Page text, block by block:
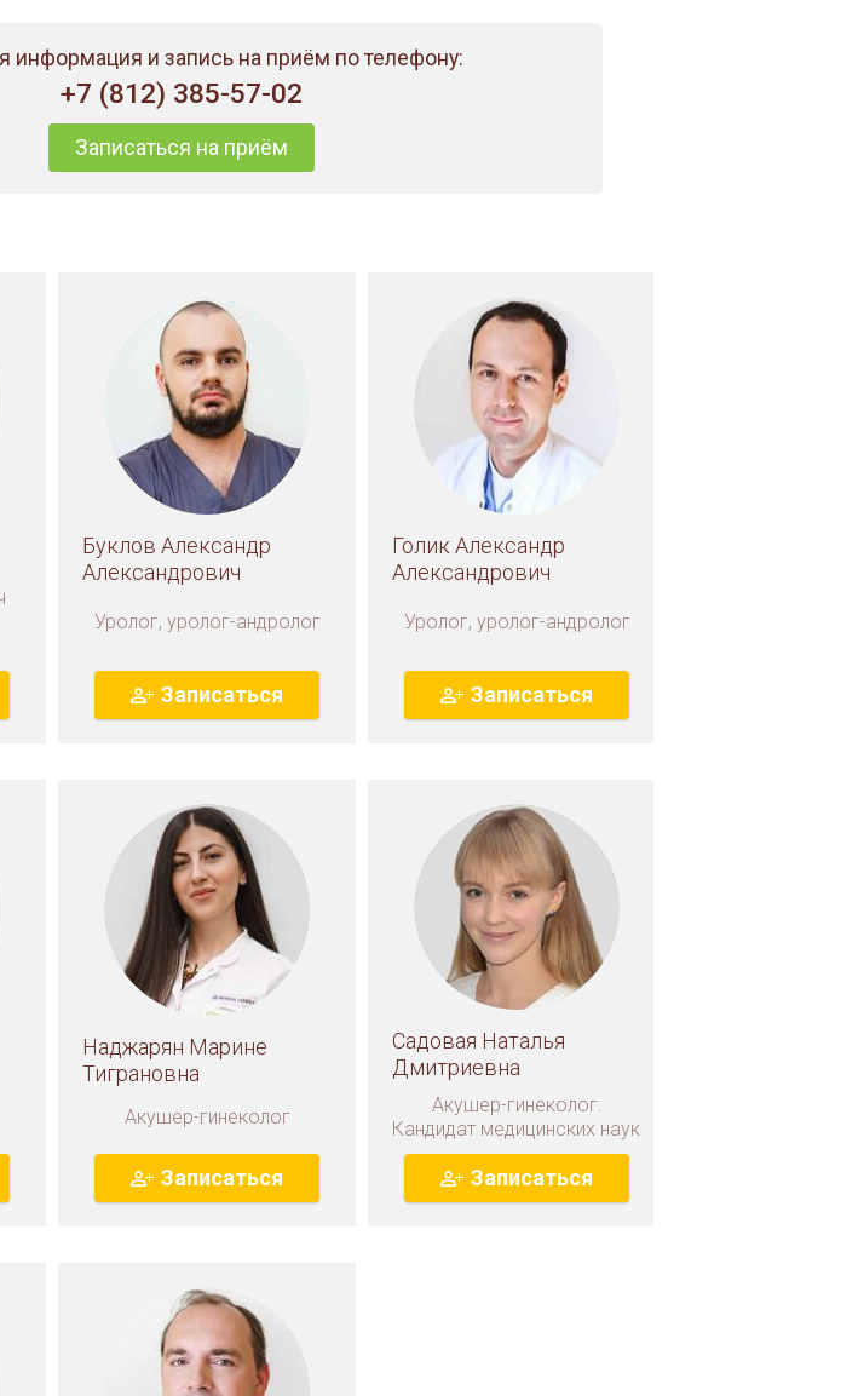
информация и запись на приём по телефону:
+7 (812) 385-57-02
Записаться на приём
Буклов Александр
Александрович
Уролог, уролог-андролог
Записаться
Голик Александр
Александрович
Уролог, уролог-андролог
Записаться
Наджарян Марине
Тиграновна
Акушер-гинеколог
Записаться
Садовая Наталья
Дмитриевна
Акушер-гинеколог.
Кандидат медицинских наук
Записаться